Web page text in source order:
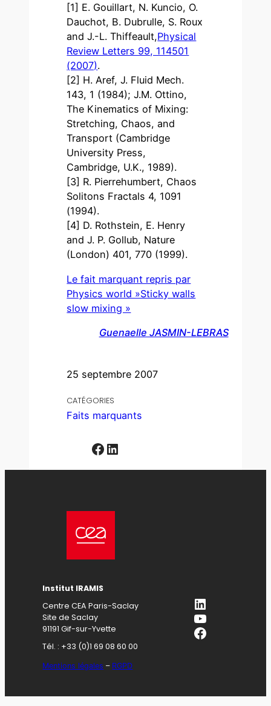
25 septembre 2007
CATÉGORIES
Faits marquants
Facebook LinkedIn
[1] E. Gouillart, N. Kuncio, O.
Dauchot, B. Dubrulle, S. Roux
and J.-L. Thiffeault,Physical
Review Letters 99, 114501
(2007).
[2] H. Aref, J. Fluid Mech.
143, 1 (1984); J.M. Ottino,
The Kinematics of Mixing:
Stretching, Chaos, and
Transport (Cambridge
University Press,
Cambridge, U.K., 1989).
[3] R. Pierrehumbert, Chaos
Solitons Fractals 4, 1091
(1994).
[4] D. Rothstein, E. Henry
and J. P. Gollub, Nature
(London) 401, 770 (1999).
Le fait marquant repris par
Physics world »Sticky walls
slow mixing »
Guenaelle JASMIN-LEBRAS
Institut IRAMIS
Centre CEA Paris-Saclay
Site de Saclay
91191 Gif-sur-Yvette
Tél. : +33 (0)1 69 08 60 00
Mentions légales – RGPD
LinkedIn
YouTube
Facebook